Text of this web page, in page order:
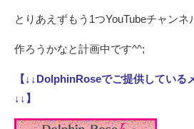
とりあえずもう1つYouTubeチャンネ
作ろうかなと計画中です^^;
【↓↓DolphinRoseでご提供している
↓↓】